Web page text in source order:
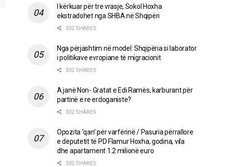
I kërkuar për tre vrasje, Sokol Hoxha
ekstradohet nga SHBA në Shqipëri
332 SHARES
Nga përjashtim në model: Shqipëria si laborator
i politikave evropiane të migracionit
332 SHARES
A janë Non- Gratat e Edi Ramës, karburant për
partinë e re erdoganiste?
332 SHARES
Opozita ‘qan’ për varfërinë / Pasuria përrallore
e deputetit të PD Flamur Hoxha, godina, vila
dhe apartament 1.2 milionë euro
332 SHARES